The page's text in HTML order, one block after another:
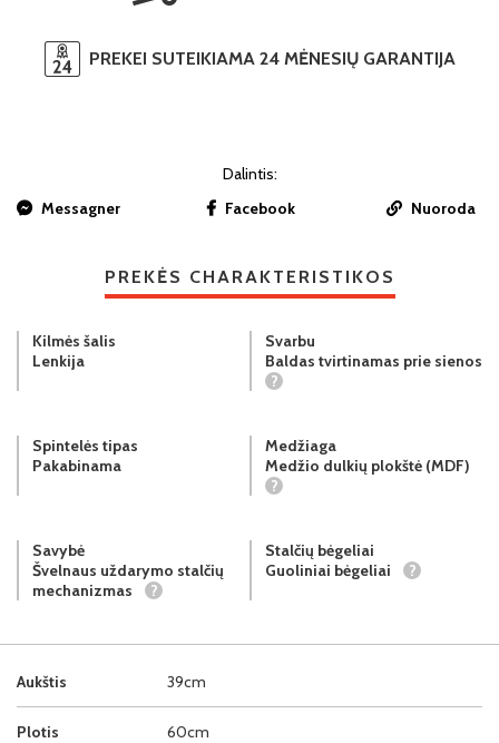
PREKEI SUTEIKIAMA 24 MĖNESIŲ GARANTIJA
Dalintis:
Messagner
Facebook Nuoroda
PREKĖS CHARAKTERISTIKOS
Aukštis 39cm
Plotis 60cm
Kilmės šalis
Lenkija
Svarbu
Baldas tvirtinamas prie sienos
?
Spintelės tipas
Pakabinama
Medžiaga
Medžio dulkių plokštė (MDF)
?
Savybė
Švelnaus uždarymo stalčių
mechanizmas
?
Stalčių bėgeliai
Guoliniai bėgeliai
?